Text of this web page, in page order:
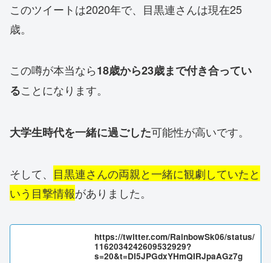
このツイートは2020年で、目黒連さんは現在25
歳。
この噂が本当なら18歳から23歳まで付き合ってい
ることになります。
大学生時代を一緒に過ごした可能性が高いです。
そして、 目黒連さんの両親と一緒に観劇していたと
いう目撃情報がありました。
https://twitter.com/RainbowSk06/status/
1162034242609532929?
s=20&t=DI5JPGdxYHmQIRJpaAGz7g